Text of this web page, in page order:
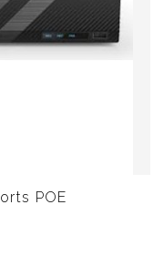
POE